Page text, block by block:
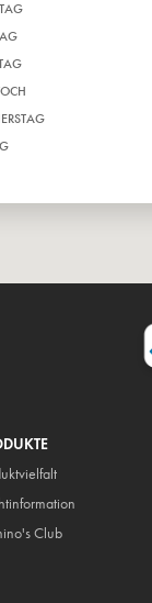
information
Club